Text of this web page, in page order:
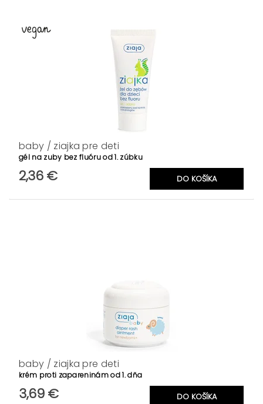
baby / ziajka pre deti
gél na zuby bez fluóru od 1. zúbku
2,36 €
baby / ziajka pre deti
krém proti zapareninám od 1. dňa
3,69 €